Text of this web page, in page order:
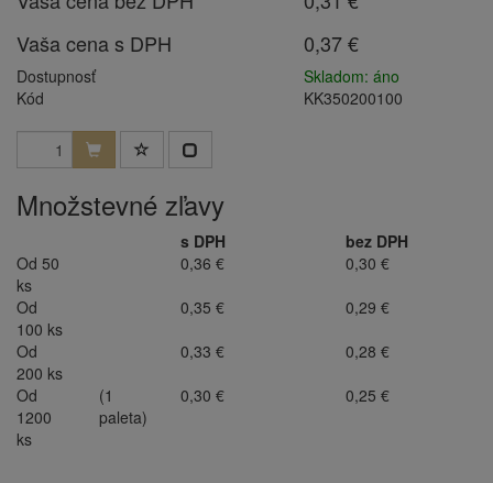
Vaša cena s DPH
0,37 €
Dostupnosť
Skladom: áno
Kód
KK350200100
Množstevné zľavy
s DPH
bez DPH
Od 50
ks
0,36 €
0,30 €
Od
100 ks
0,35 €
0,29 €
Od
200 ks
0,33 €
0,28 €
Od
1200
ks
(1
paleta)
0,30 € 0,25 €